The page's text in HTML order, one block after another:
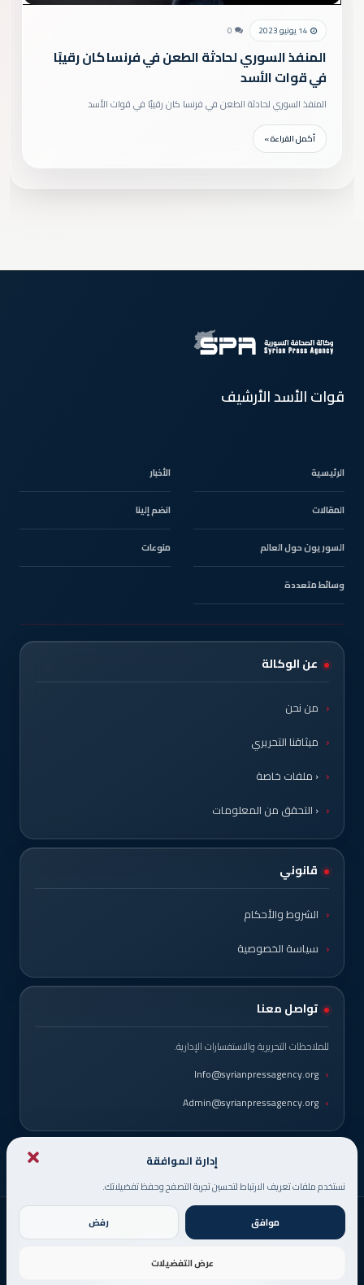
إدارة الموافقة
نستخدم ملفات تعريف الارتباط لتحسين تجربة التصفح وحفظ تفضيلاتك.
موافق رفض
عرض التفضيلات
14 يونيو 2023 0
المنفذ السوري لحادثة الطعن في فرنسا كان رقيبًا
في قوات الأسد
المنفذ السوري لحادثة الطعن في فرنسا كان رقيبًا في قوات الأسد
أكمل القراءة »
قوات الأسد الأرشيف
الرئيسية الأخبار
المقالات انضم إلينا
السوريون حول العالم منوعات
وسائط متعددة
عن الوكالة
من نحن
ميثاقنا التحريري
‹ ملفات خاصة
‹ التحقق من المعلومات
قانوني
الشروط والأحكام
سياسة الخصوصية
تواصل معنا
للملاحظات التحريرية والاستفسارات الإدارية.
Info@syrianpressagency.org
Admin@syrianpressagency.org
© حقوق النشر 2026، جميع الحقوق محفوظة